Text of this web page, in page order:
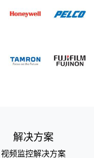
解决方案
视频监控解决方案